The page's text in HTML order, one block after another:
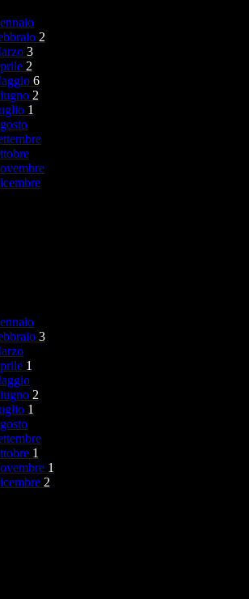
2
3
2
6
2
1
3
1
2
1
1
1
2